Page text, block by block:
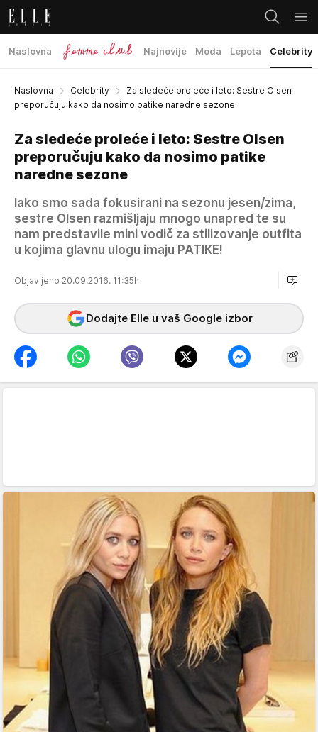
Naslovna Najnovije Moda Lepota Celebrity
Naslovna Celebrity
Za sledeće proleće i leto: Sestre Olsen
preporučuju kako da nosimo patike naredne sezone
Za sledeće proleće i leto: Sestre Olsen
preporučuju kako da nosimo patike
naredne sezone
Iako smo sada fokusirani na sezonu jesen/zima,
sestre Olsen razmišljaju mnogo unapred te su
nam predstavile mini vodič za stilizovanje outfita
u kojima glavnu ulogu imaju PATIKE!
Objavljeno 20.09.2016. 11:35h
Dodajte Elle u vaš Google izbor